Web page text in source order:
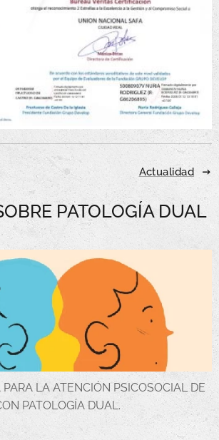
Actualidad
PATOLOGÍA DUAL
LA ATENCIÓN PSICOSOCIAL DE
PATOLOGÍA DUAL.